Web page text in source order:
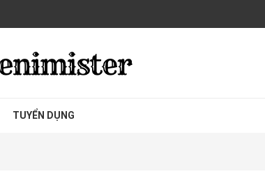
TUYỂN DỤNG